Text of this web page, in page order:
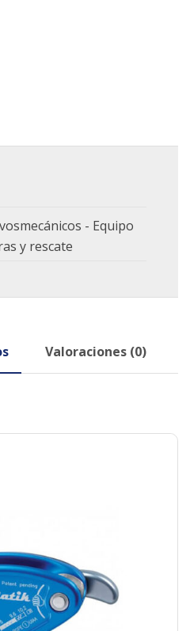
- Equipo
y rescate
Valoraciones (0)